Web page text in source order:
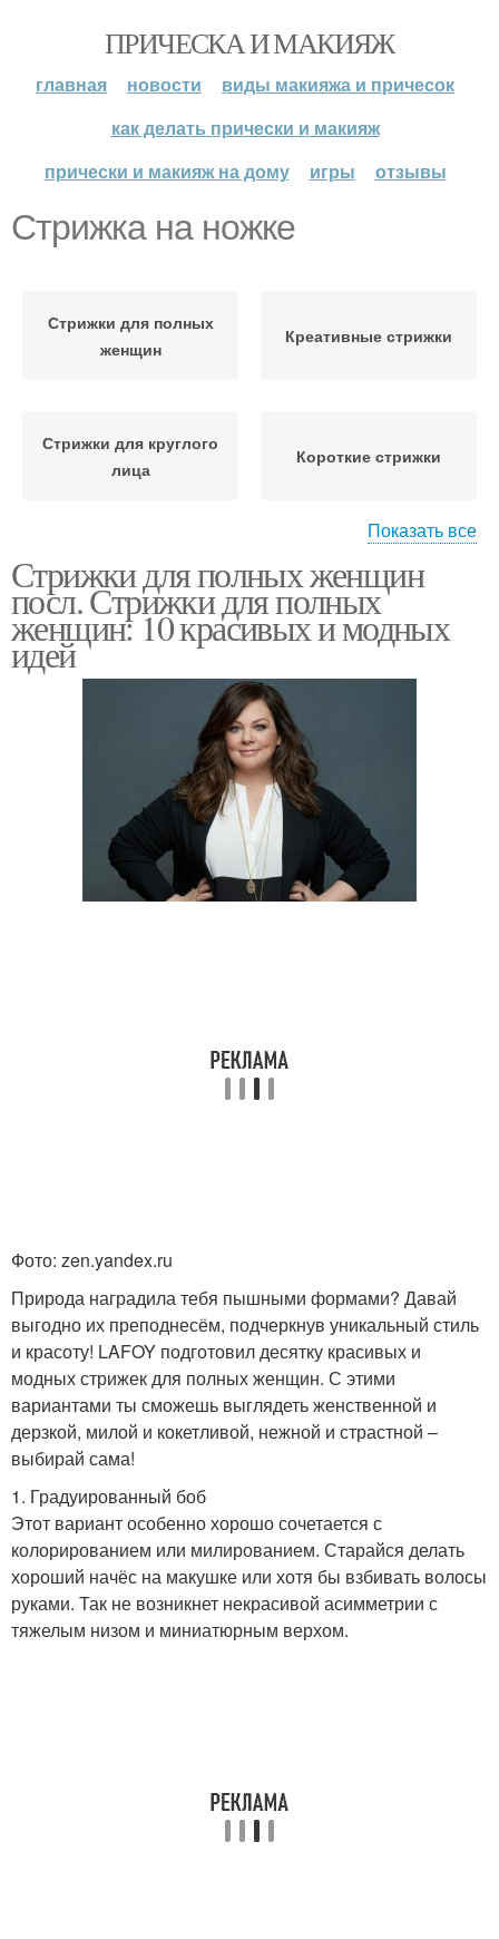
ПРИЧЕСКА И МАКИЯЖ
главная новости
виды макияжа и причесок
как делать прически и макияж
прически и макияж на дому
игры отзывы
Стрижка на ножке
Стрижки для полных
женщин
Креативные стрижки
Стрижки для круглого
лица
Короткие стрижки
Правильные стрижки Стрижки для девушек
Стрижки для
Стрижки для пышных
женщин
Стрижки для женщин
Показать все
Стрижки для полных женщин
посл. Стрижки для полных
женщин: 10 красивых и модных
идей
Фото: zen.yandex.ru
Природа наградила тебя пышными формами? Давай
выгодно их преподнесём, подчеркнув уникальный стиль
и красоту! LAFOY подготовил десятку красивых и
модных стрижек для полных женщин. С этими
вариантами ты сможешь выглядеть женственной и
дерзкой, милой и кокетливой, нежной и страстной –
выбирай сама!
1. Градуированный боб
Этот вариант особенно хорошо сочетается с
колорированием или милированием. Старайся делать
хороший начёс на макушке или хотя бы взбивать волосы
руками. Так не возникнет некрасивой асимметрии с
тяжелым низом и миниатюрным верхом.